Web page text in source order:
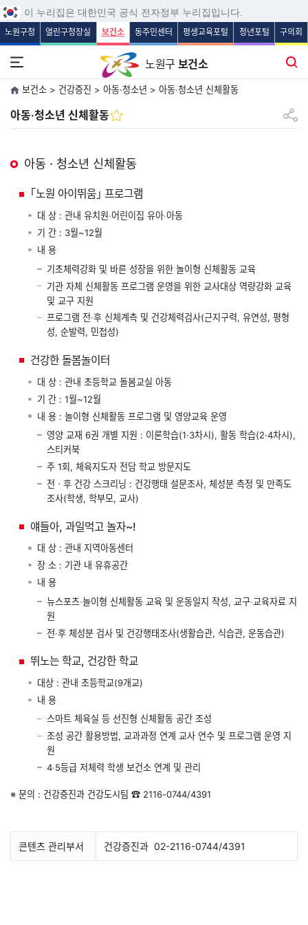
본문 바로가기
주메뉴 바로가기
보조메뉴 바로가기
푸터 바로가기
이 누리집은 대한민국 공식 전자정부 누리집입니다.
노원구청 열린구청장실 보건소 동주민센터 평생교육포털 청년포털 구의회
노원구 보건소
전체메뉴 열기 통합검색
보건소 > 건강증진 > 아동·청소년 > 아동‧청소년 신체활동
아동‧청소년 신체활동 공유하
아동 · 청소년 신체활동
｢노원 아이뛰움｣ 프로그램
대 상 : 관내 유치원‧어린이집 유아‧아동
기 간 : 3월~12월
내 용
기초체력강화 및 바른 성장을 위한 놀이형 신체활동 교육
기관 자체 신체활동 프로그램 운영을 위한 교사대상 역량강화 교육
및 교구 지원
프로그램 전‧후 신체계측 및 건강체력검사(근지구력, 유연성, 평형
성, 순발력, 민첩성)
건강한 돌봄놀이터
대 상 : 관내 초등학교 돌봄교실 아동
기 간 : 1월~12월
내 용 : 놀이형 신체활동 프로그램 및 영양교육 운영
영양 교재 6권 개별 지원 : 이론학습(1·3차시), 활동 학습(2·4차시),
스티커북
주 1회, 체육지도자 전담 학교 방문지도
전ㆍ후 건강 스크리닝 : 건강행태 설문조사, 체성분 측정 및 만족도
조사(학생, 학부모, 교사)
얘들아, 과일먹고 놀자~!
대 상 : 관내 지역아동센터
장 소 : 기관 내 유휴공간
내 용
뉴스포츠‧놀이형 신체활동 교육 및 운동일지 작성, 교구‧교육자료 지
원
전‧후 체성분 검사 및 건강행태조사(생활습관, 식습관, 운동습관)
뛰노는 학교, 건강한 학교
대상 : 관내 초등학교(9개교)
내 용
스마트 체육실 등 선진형 신체활동 공간 조성
조성 공간 활용방법, 교과과정 연계 교사 연수 및 프로그램 운영 지
원
4‧5등급 저체력 학생 보건소 연계 및 관리
※ 문의 : 건강증진과 건강도시팀 ☎ 2116-0744/4391
콘텐츠 관리부서 건강증진과 02-2116-0744/4391